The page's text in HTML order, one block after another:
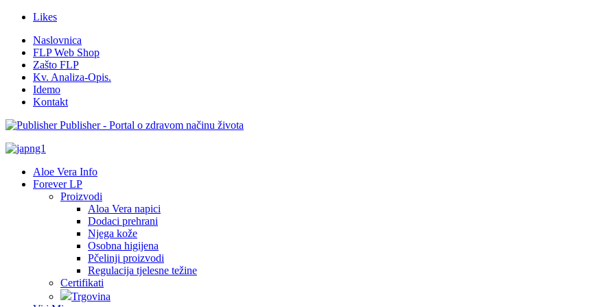
Likes
Naslovnica
FLP Web Shop
Zašto FLP
Kv. Analiza-Opis.
Idemo
Kontakt
Publisher - Portal o zdravom načinu života
Aloe Vera Info
Forever LP
Proizvodi
Aloa Vera napici
Dodaci prehrani
Njega kože
Osobna higijena
Pčelinji proizvodi
Regulacija tjelesne težine
Certifikati
Trgovina